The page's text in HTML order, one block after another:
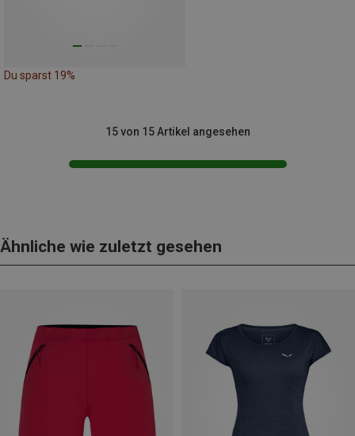
Du sparst 19%
15 von 15 Artikel angesehen
Ähnliche wie zuletzt gesehen